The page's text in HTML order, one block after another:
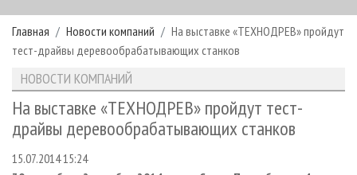
РУБРИКИ И ТЕМЫ
РУБРИКИ ЖУРНАЛА
ЛЕСНОЕ ХОЗЯЙСТВО
ЛЕСОЗАГОТОВКА
ЛЕСОПИЛЕНИЕ
НОВОСТИ
КАЛЕНДАРЬ СОБЫТИЙ
НОВОСТИ ЛПК
НОВОСТИ ЖУРНАЛА
ПРОЕКТЫ ЛПИ
АНАЛИТИКА
ПРЕДПРИЯТИЯ ЛПК
АРХИВ ЖУРНАЛОВ
О ЖУРНАЛЕ
ПОДПИСКА
РЕКЛАМОДАТЕЛЯМ
Главная Новости компаний
На выставке «ТЕХНОДРЕВ» пройдут
тест-драйвы деревообрабатывающих станков
НОВОСТИ КОМПАНИЙ
На выставке «ТЕХНОДРЕВ» пройдут тест-
драйвы деревообрабатывающих станков
15.07.2014 15:24